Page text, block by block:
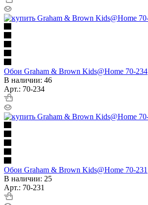
Обои Graham & Brown Kids@Home 70-234
В наличии: 46
Арт.: 70-234
Обои Graham & Brown Kids@Home 70-231
В наличии: 25
Арт.: 70-231